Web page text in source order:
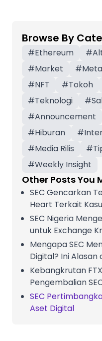
Browse By
#Ethereum #
#Market #
#NFT #Tokoh
#Teknologi #
#Announcement
#Hiburan #
#Media Rilis #
#Weekly Insight
Other Posts You
SEC Gencarkan
Heart Terkait
SEC Nigeria
untuk Exchange
Mengapa SEC
Digital? Ini Alasan
Kebangkrutan
Pengembalian
SEC
Aset Digital